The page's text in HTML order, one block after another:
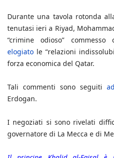
Durante una tavola rotonda
tenutasi ieri a Riyad,
“crimine odioso”
elogiato le “relazioni
forza economica del Qatar.
Tali commenti sono seguiti
Erdogan.
I negoziati si sono rivelati
governatore di La Mecca e di